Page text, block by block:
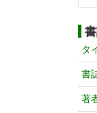
タ
書
著